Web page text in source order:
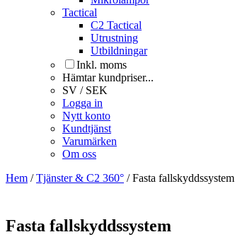
Tactical
C2 Tactical
Utrustning
Utbildningar
Inkl. moms
Hämtar kundpriser...
SV / SEK
Logga in
Nytt konto
Kundtjänst
Varumärken
Om oss
Hem /Tjänster & C2 360° /Fasta fallskyddssystem
Fasta fallskyddssystem